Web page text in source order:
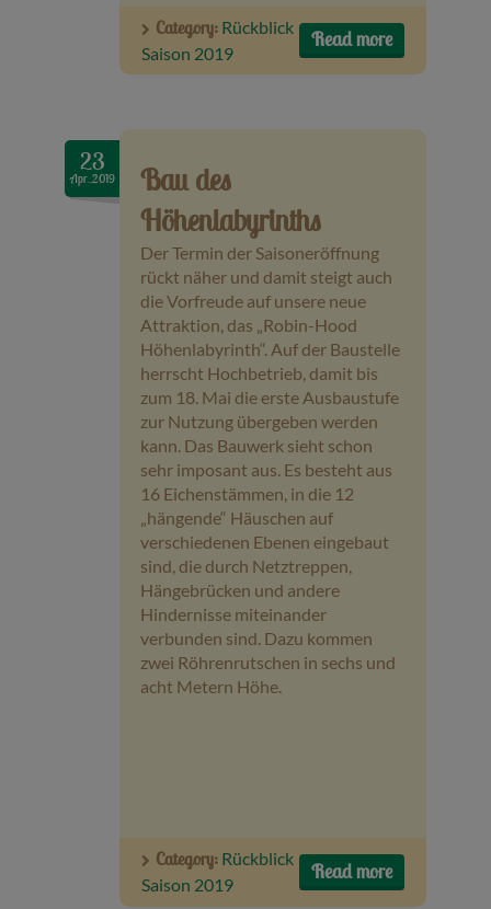
Read more
Category: Rückblick
Saison 2019
23
Apr..2019
Bau des
Höhenlabyrinths
Der Termin der Saisoneröffnung
rückt näher und damit steigt auch
die Vorfreude auf unsere neue
Attraktion, das „Robin-Hood
Höhenlabyrinth“. Auf der Baustelle
herrscht Hochbetrieb, damit bis
zum 18. Mai die erste Ausbaustufe
zur Nutzung übergeben werden
kann. Das Bauwerk sieht schon
sehr imposant aus. Es besteht aus
16 Eichenstämmen, in die 12
„hängende“ Häuschen auf
verschiedenen Ebenen eingebaut
sind, die durch Netztreppen,
Hängebrücken und andere
Hindernisse miteinander
verbunden sind. Dazu kommen
zwei Röhrenrutschen in sechs und
acht Metern Höhe.
Read more
Category: Rückblick
Saison 2019